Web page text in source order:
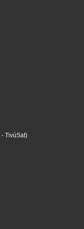
- TivùSat)